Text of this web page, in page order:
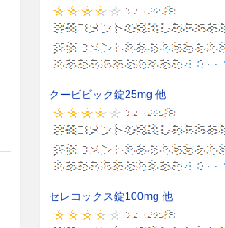
クービビック錠25mg 他
セレコックス錠100mg 他